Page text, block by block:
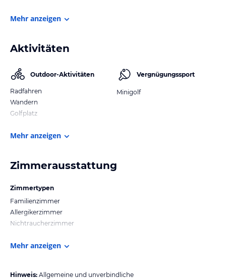
Mehr anzeigen
Aktivitäten
Outdoor-Aktivitäten
Radfahren
Wandern
Golfplatz
Vergnügungssport
Minigolf
Mehr anzeigen
Zimmerausstattung
Zimmertypen
Familienzimmer
Allergikerzimmer
Nichtraucherzimmer
Mehr anzeigen
Hinweis: Allgemeine und unverbindliche